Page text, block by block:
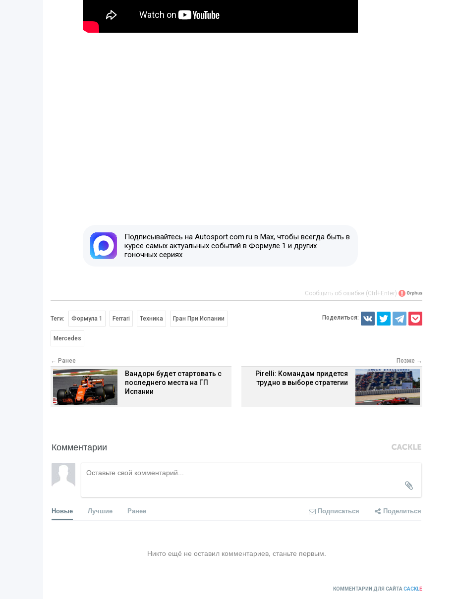
Подписывайтесь на Autosport.com.ru в Max, чтобы всегда быть в
курсе самых актуальных событий в Формуле 1 и других
гоночных сериях
Сообщить об ошибке (Ctrl+Enter)
Теги: Формула 1 Ferrari Техника Гран При Испании
Mercedes
Поделиться:
← Ранее
Вандорн будет стартовать с
последнего места на ГП
Испании
Позже →
Pirelli: Командам придется
трудно в выборе стратегии
Комментарии
Новые Лучшие Ранее Подписаться Поделиться
Никто ещё не оставил комментариев, станьте первым.
КОММЕНТАРИИ ДЛЯ САЙТА CACKLE